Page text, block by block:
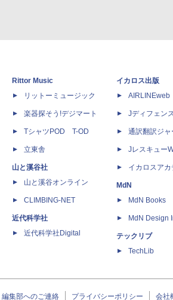
Rittor Music
リットーミュージック
楽器探そう!デジマート
TシャツPOD T-OD
立東舎
山と溪谷社
山と溪谷オンライン
CLIMBING-NET
近代科学社
近代科学社Digital
イカロス出版
AIRLINEweb
Jディフェン
通訳翻訳ジャ
Jレスキュー
イカロスアカ
MdN
MdN Books
MdN Design
テックリブ
TechLib
編集部へのご連絡 プライバシーポリシー 会社